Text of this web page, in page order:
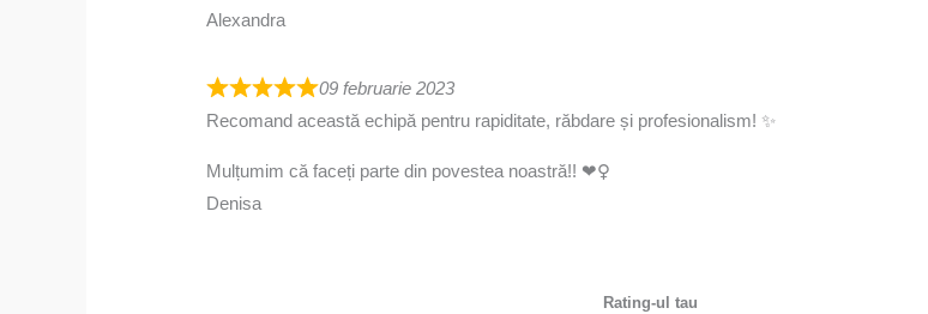
Alexandra
09 februarie 2023
Recomand această echipă pentru rapiditate, răbdare și profesionalism! ✨
Mulțumim că faceți parte din povestea noastră!! ❤️‍♀️
Denisa
Rating-ul tau